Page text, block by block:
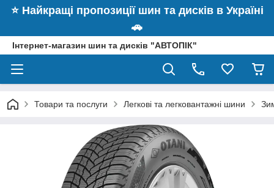
⭐️ Найкращі пропозиції шин та дисків в Україні
🚗
Інтернет-магазин шин та дисків "АВТОПІК"
Товари та послуги Легкові та легковантажні шини